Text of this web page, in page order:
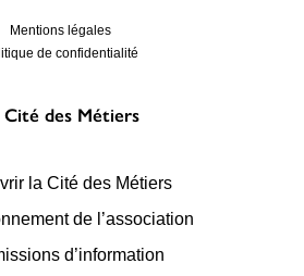
Mentions légales
de confidentialité
Cité des Métiers
la Cité des Métiers
de l’association
d’information